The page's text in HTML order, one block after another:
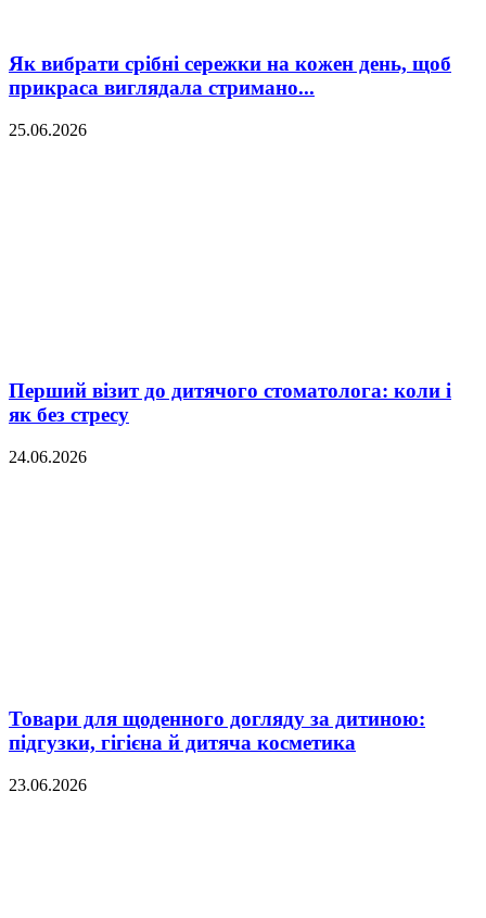
Як вибрати срібні сережки на кожен день, щоб
прикраса виглядала стримано...
25.06.2026
Перший візит до дитячого стоматолога: коли і
як без стресу
24.06.2026
Товари для щоденного догляду за дитиною:
підгузки, гігієна й дитяча косметика
23.06.2026